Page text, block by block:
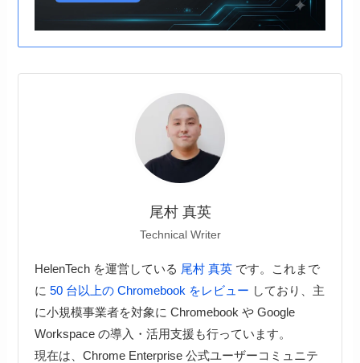
尾村 真英
Technical Writer
HelenTech を運営している 尾村 真英です。これまで
に 50 台以上の Chromebook をレビュー しており、主
に小規模事業者を対象に Chromebook や Google
Workspace の導入・活用支援も行っています。
現在は、Chrome Enterprise 公式ユーザーコミュニテ